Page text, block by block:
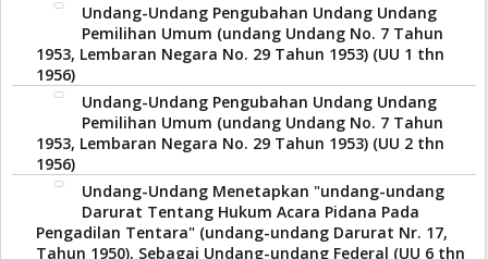
Undang-Undang Pengubahan Undang Undang
Pemilihan Umum (undang Undang No. 7 Tahun
1953, Lembaran Negara No. 29 Tahun 1953) (UU 1 thn
1956)
Undang-Undang Pengubahan Undang Undang
Pemilihan Umum (undang Undang No. 7 Tahun
1953, Lembaran Negara No. 29 Tahun 1953) (UU 2 thn
1956)
Undang-Undang Menetapkan "undang-undang
Darurat Tentang Hukum Acara Pidana Pada
Pengadilan Tentara" (undang-undang Darurat Nr. 17,
Tahun 1950), Sebagai Undang-undang Federal (UU 6 thn